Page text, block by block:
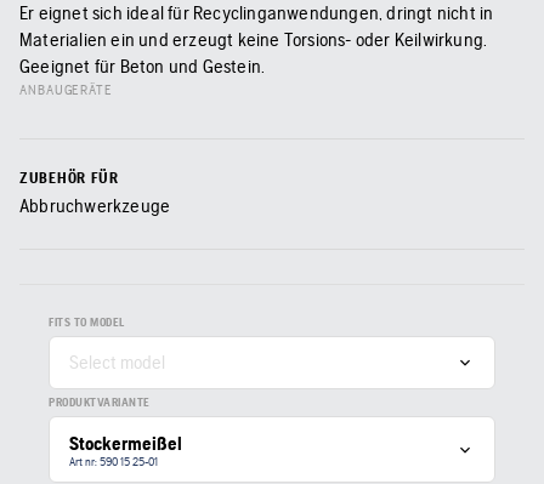
Er eignet sich ideal für Recyclinganwendungen, dringt nicht in
Materialien ein und erzeugt keine Torsions- oder Keilwirkung.
Geeignet für Beton und Gestein.
ANBAUGERÄTE
ZUBEHÖR FÜR
Abbruchwerkzeuge
FITS TO MODEL
Select model
PRODUKTVARIANTE
Stockermeißel
Art nr: 590 15 25‑01